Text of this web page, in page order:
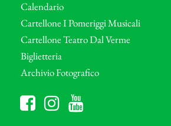
Calendario
Cartellone I Pomeriggi Musicali
Cartellone Teatro Dal Verme
Biglietteria
Archivio Fotografico